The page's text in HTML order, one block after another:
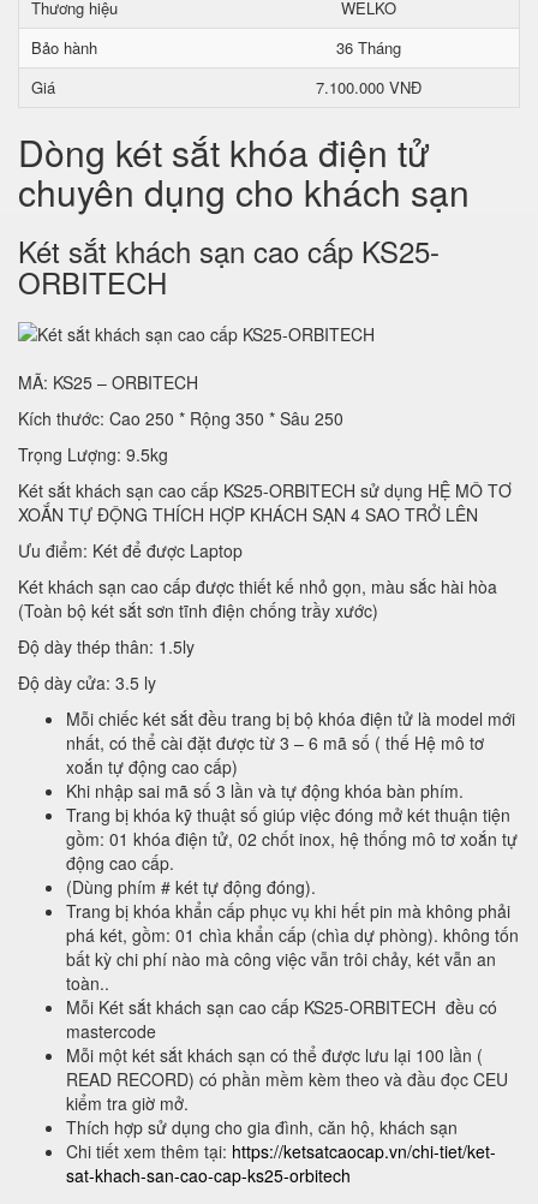
Thương hiệu
WELKO
Bảo hành
36 Tháng
Giá
7.100.000 VNĐ
Dòng két sắt khóa điện tử
chuyên dụng cho khách sạn
Két sắt khách sạn cao cấp KS25-
ORBITECH
MÃ: KS25 – ORBITECH
Kích thước: Cao 250 * Rộng 350 * Sâu 250
Trọng Lượng: 9.5kg
Két sắt khách sạn cao cấp KS25-ORBITECH sử dụng HỆ MÔ TƠ
XOẮN TỰ ĐỘNG THÍCH HỢP KHÁCH SẠN 4 SAO TRỞ LÊN
Ưu điểm: Két để được Laptop
Két khách sạn cao cấp được thiết kế nhỏ gọn, màu sắc hài hòa
(Toàn bộ két sắt sơn tĩnh điện chống trầy xước)
Độ dày thép thân: 1.5ly
Độ dày cửa: 3.5 ly
Mỗi chiếc két sắt đều trang bị bộ khóa điện tử là model mới
nhất, có thể cài đặt được từ 3 – 6 mã số ( thế Hệ mô tơ
xoắn tự động cao cấp)
Khi nhập sai mã số 3 lần và tự động khóa bàn phím.
Trang bị khóa kỹ thuật số giúp việc đóng mở két thuận tiện
gồm: 01 khóa điện tử, 02 chốt inox, hệ thống mô tơ xoắn tự
động cao cấp.
(Dùng phím # két tự động đóng).
Trang bị khóa khẩn cấp phục vụ khi hết pin mà không phải
phá két, gồm: 01 chìa khẩn cấp (chìa dự phòng). không tốn
bất kỳ chi phí nào mà công việc vẫn trôi chảy, két vẫn an
toàn..
Mỗi Két sắt khách sạn cao cấp KS25-ORBITECH đều có
mastercode
Mỗi một két sắt khách sạn có thể được lưu lại 100 lần (
READ RECORD) có phần mềm kèm theo và đầu đọc CEU
kiểm tra giờ mở.
Thích hợp sử dụng cho gia đình, căn hộ, khách sạn
Chi tiết xem thêm tại: https://ketsatcaocap.vn/chi-tiet/ket-
sat-khach-san-cao-cap-ks25-orbitech